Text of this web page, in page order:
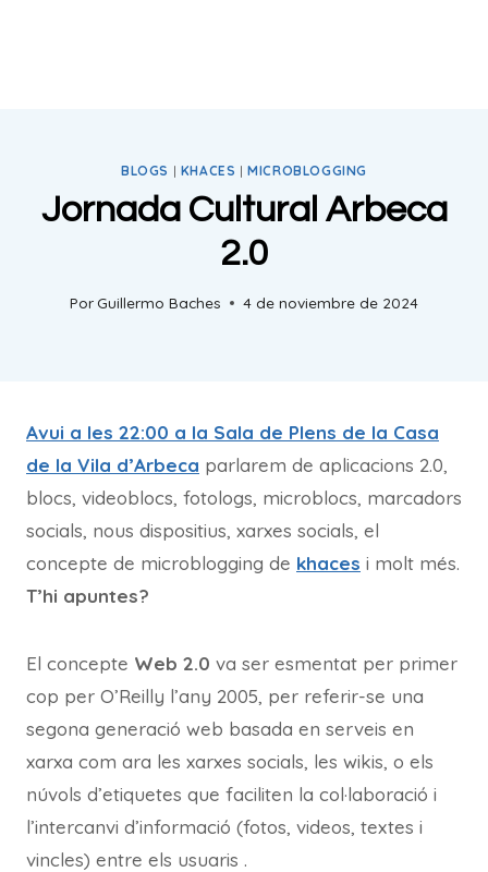
BLOGS | KHACES |MICROBLOGGING
Jornada Cultural Arbeca
2.0
PorGuillermo Baches 4 de noviembre de 2024
Avui a les 22:00 a la Sala de Plens de la Casa
de la Vila d’Arbeca parlarem de aplicacions 2.0,
blocs, videoblocs, fotologs, microblocs, marcadors
socials, nous dispositius, xarxes socials, el
concepte de microblogging de khaces i molt més.
T’hi apuntes?
El concepte Web 2.0 va ser esmentat per primer
cop per O’Reilly l’any 2005, per referir-se una
segona generació web basada en serveis en
xarxa com ara les xarxes socials, les wikis, o els
núvols d’etiquetes que faciliten la col·laboració i
l’intercanvi d’informació (fotos, videos, textes i
vincles) entre els usuaris .